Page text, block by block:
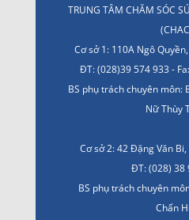
TRUNG TÂM CHĂM SÓC
Cơ sở 1: 110A Ngô
ĐT: (028)39 574 933 -
BS phụ trách chuyên môn:
Nữ Thùy
Cơ sở 2: 42 Đặng Văn
ĐT: (028) 38
BS phụ trách chuyên
Chấn